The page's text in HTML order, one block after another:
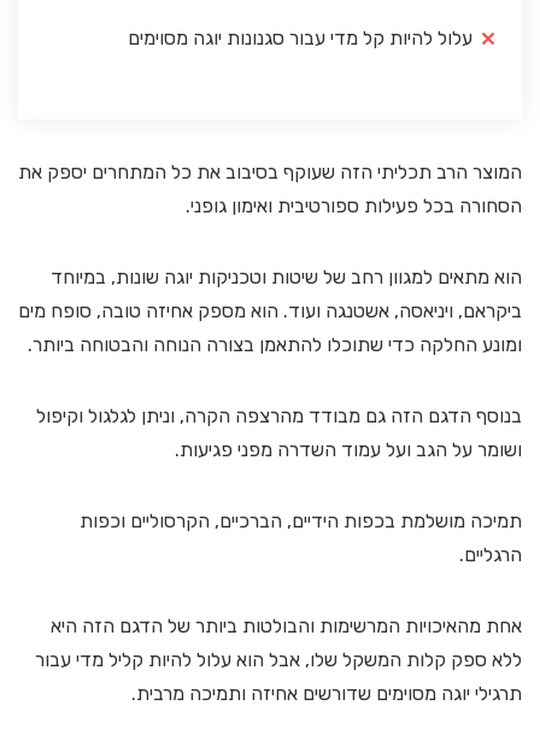
עלול להיות קל מדי עבור סגנונות יוגה מסוימים
המוצר הרב תכליתי הזה שעוקף בסיבוב את כל המתחרים יספק את
הסחורה בכל פעילות ספורטיבית ואימון גופני.
הוא מתאים למגוון רחב של שיטות וטכניקות יוגה שונות, במיוחד
ביקראם, ויניאסה, אשטנגה ועוד. הוא מספק אחיזה טובה, סופח מים
ומונע החלקה כדי שתוכלו להתאמן בצורה הנוחה והבטוחה ביותר.
בנוסף הדגם הזה גם מבודד מהרצפה הקרה, וניתן לגלגול וקיפול
ושומר על הגב ועל עמוד השדרה מפני פגיעות.
תמיכה מושלמת בכפות הידיים, הברכיים, הקרסוליים וכפות
הרגליים.
אחת מהאיכויות המרשימות והבולטות ביותר של הדגם הזה היא
ללא ספק קלות המשקל שלו, אבל הוא עלול להיות קליל מדי עבור
תרגילי יוגה מסוימים שדורשים אחיזה ותמיכה מרבית.